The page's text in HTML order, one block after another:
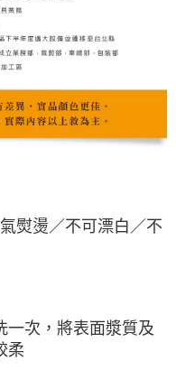
熨燙／不可漂白／不
一次，將表面漿質及
柔